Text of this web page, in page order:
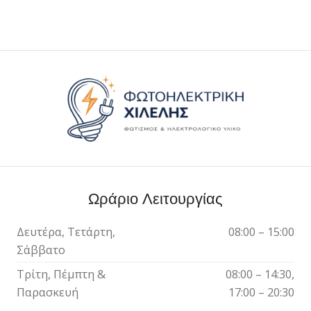
Ωράριο Λειτουργίας
Δευτέρα, Τετάρτη,
Σάββατο
08:00 – 15:00
Τρίτη, Πέμπτη &
Παρασκευή
08:00 – 14:30,
17:00 – 20:30